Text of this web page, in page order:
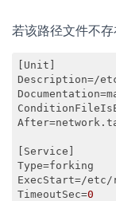
若该路径文件不存
[Unit]
Description=/
[Service]
Type=forking
ExecStart=/
TimeoutSec=0